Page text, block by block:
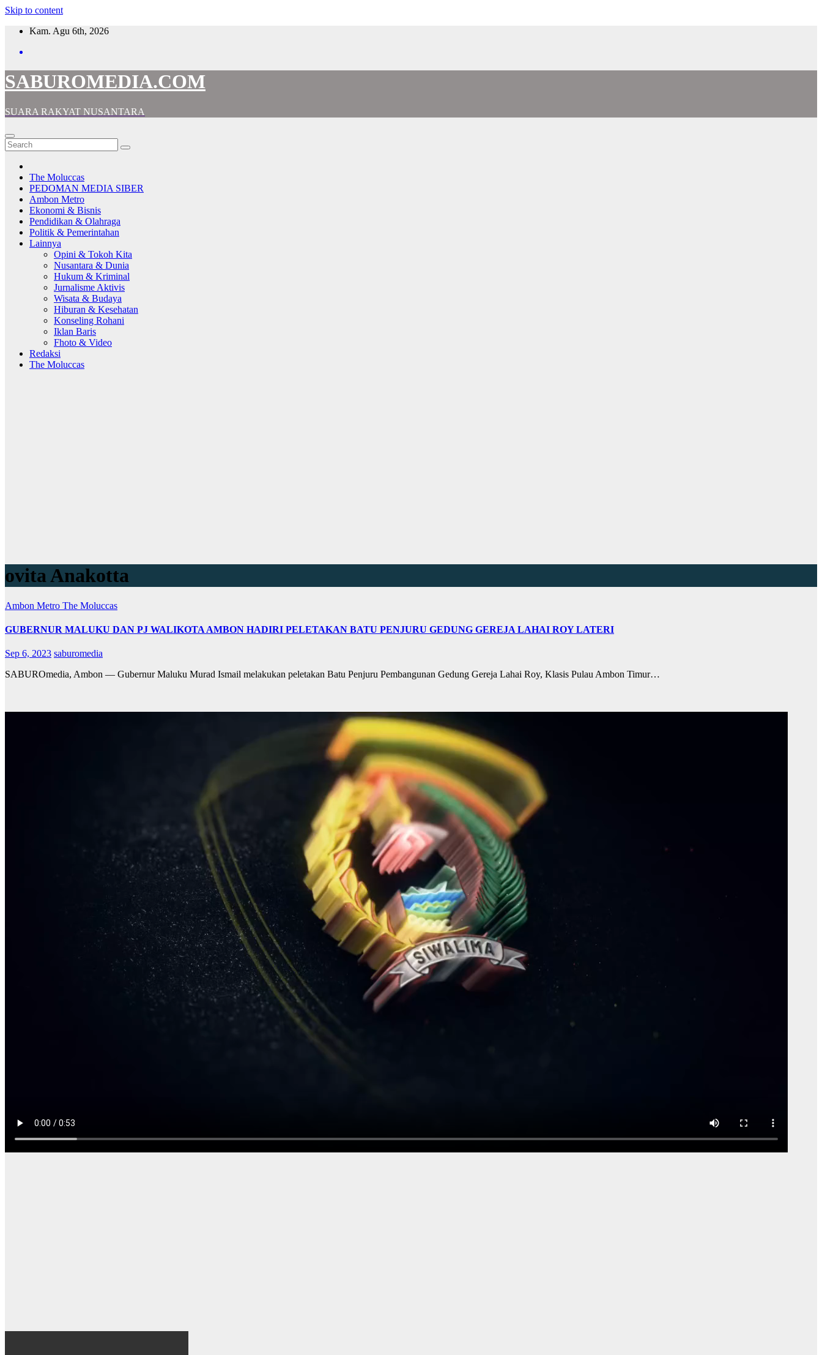
Skip to content
Kam. Agu 6th, 2026
SABUROMEDIA.COM
SUARA RAKYAT NUSANTARA
The Moluccas
PEDOMAN MEDIA SIBER
Ambon Metro
Ekonomi & Bisnis
Pendidikan & Olahraga
Politik & Pemerintahan
Lainnya
Opini & Tokoh Kita
Nusantara & Dunia
Hukum & Kriminal
Jurnalisme Aktivis
Wisata & Budaya
Hiburan & Kesehatan
Konseling Rohani
Iklan Baris
Fhoto & Video
Redaksi
The Moluccas
ovita Anakotta
Ambon Metro The Moluccas
GUBERNUR MALUKU DAN PJ WALIKOTA AMBON HADIRI PELETAKAN BATU PENJURU GEDUNG GEREJA LAHAI ROY LATERI
Sep 6, 2023 saburomedia
SABUROmedia, Ambon — Gubernur Maluku Murad Ismail melakukan peletakan Batu Penjuru Pembangunan Gedung Gereja Lahai Roy, Klasis Pulau Ambon Timur…